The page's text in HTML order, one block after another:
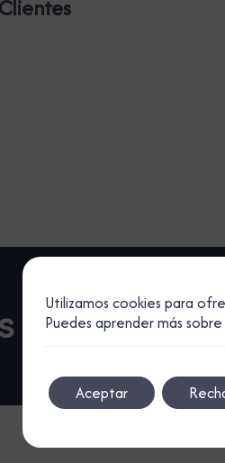
Hoy
paga
Utilizamos cookies para
Puedes aprender más
Aceptar